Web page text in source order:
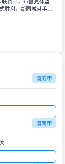
赛中，布鲁克林篮
胜利，给同城对手尼
澳威甲
澳南甲